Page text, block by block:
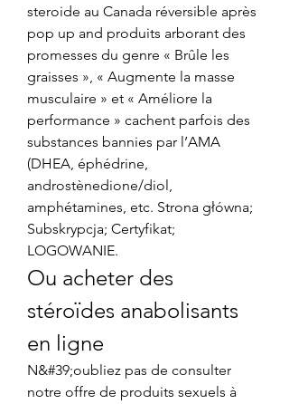
steroide au Canada réversible après
pop up and produits arborant des
promesses du genre « Brûle les
graisses », « Augmente la masse
musculaire » et « Améliore la
performance » cachent parfois des
substances bannies par l’AMA
(DHEA, éphédrine,
androstènedione/diol,
amphétamines, etc. Strona główna;
Subskrypcja; Certyfikat;
LOGOWANIE.
Ou acheter des
stéroïdes anabolisants
en ligne
N&#39;oubliez pas de consulter
notre offre de produits sexuels à